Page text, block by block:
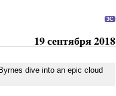
3C
19 сентября 2018
dive into an epic cloud